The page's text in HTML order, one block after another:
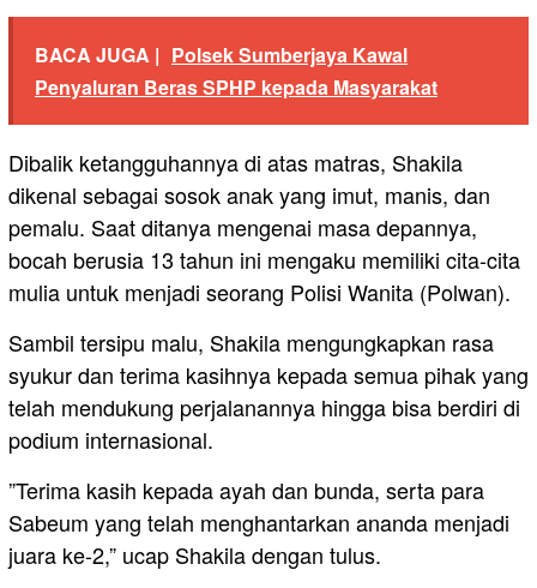
BACA JUGA | Polsek Sumberjaya Kawal
Penyaluran Beras SPHP kepada Masyarakat
​Dibalik ketangguhannya di atas matras, Shakila
dikenal sebagai sosok anak yang imut, manis, dan
pemalu. Saat ditanya mengenai masa depannya,
bocah berusia 13 tahun ini mengaku memiliki cita-cita
mulia untuk menjadi seorang Polisi Wanita (Polwan).
​Sambil tersipu malu, Shakila mengungkapkan rasa
syukur dan terima kasihnya kepada semua pihak yang
telah mendukung perjalanannya hingga bisa berdiri di
podium internasional.
​”Terima kasih kepada ayah dan bunda, serta para
Sabeum yang telah menghantarkan ananda menjadi
juara ke-2,” ucap Shakila dengan tulus.